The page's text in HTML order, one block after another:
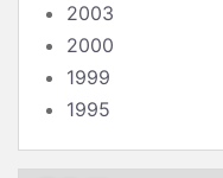
2003
2000
1999
1995